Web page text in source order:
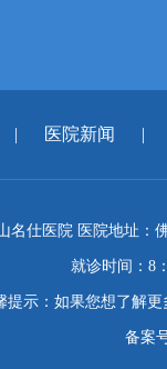
| 医院新闻 |
名仕医院 医院地址：
就诊时间：8
提示：如果您想了解
备案